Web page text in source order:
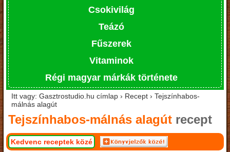
Csokivilág
Teázó
Fűszerek
Vitaminok
Régi magyar márkák története
Itt vagy: Gasztrostudio.hu címlap › Recept › Tejszínhabos-
málnás alagút
Tejszínhabos-málnás alagút recept
Kedvenc receptek közé